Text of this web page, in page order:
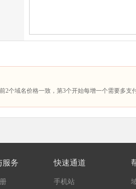
2个域名价格一致，第3个开始每增一个需要多支
服务 快速通道
手机站